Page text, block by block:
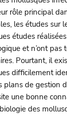
rôle principal
les études sur
études
et n’ont pas
Pourtant, il
difficilement
plans de gestion
une bonne
des